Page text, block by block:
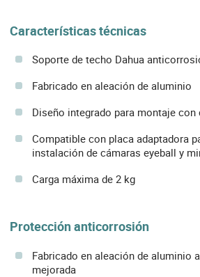
Características técnicas
Soporte de techo Dahua
Fabricado en aleación de aluminio
Diseño integrado para montaje
Compatible con placa adaptadora
instalación de cámaras eyeball y
Carga máxima de 2 kg
Protección anticorrosión
Fabricado en aleación de aluminio
mejorada